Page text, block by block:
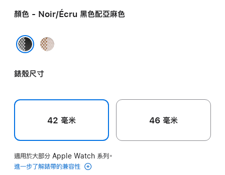
顏色 - Noir/Écru 黑色配亞麻色
Écru/
亞
色
錶殼尺寸
42 毫米 46 毫米
適用於大部分 Apple Watch 系列。
進一步了解錶帶的兼容性